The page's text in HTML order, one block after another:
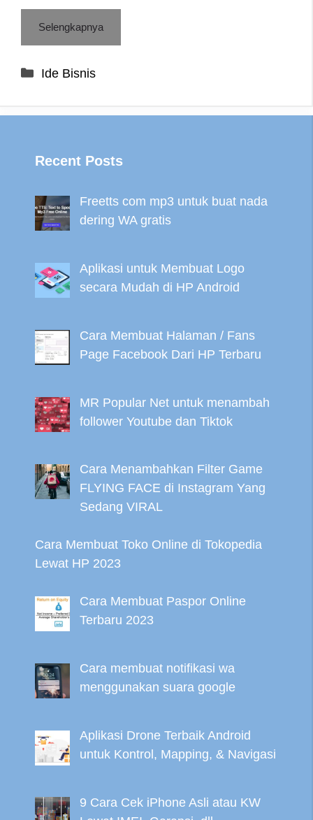
Selengkapnya
Categories
Ide Bisnis
Recent Posts
Freetts com mp3 untuk buat nada
dering WA gratis
Aplikasi untuk Membuat Logo
secara Mudah di HP Android
Cara Membuat Halaman / Fans
Page Facebook Dari HP Terbaru
MR Popular Net untuk menambah
follower Youtube dan Tiktok
Cara Menambahkan Filter Game
FLYING FACE di Instagram Yang
Sedang VIRAL
Cara Membuat Toko Online di Tokopedia
Lewat HP 2023
Cara Membuat Paspor Online
Terbaru 2023
Cara membuat notifikasi wa
menggunakan suara google
Aplikasi Drone Terbaik Android
untuk Kontrol, Mapping, & Navigasi
9 Cara Cek iPhone Asli atau KW